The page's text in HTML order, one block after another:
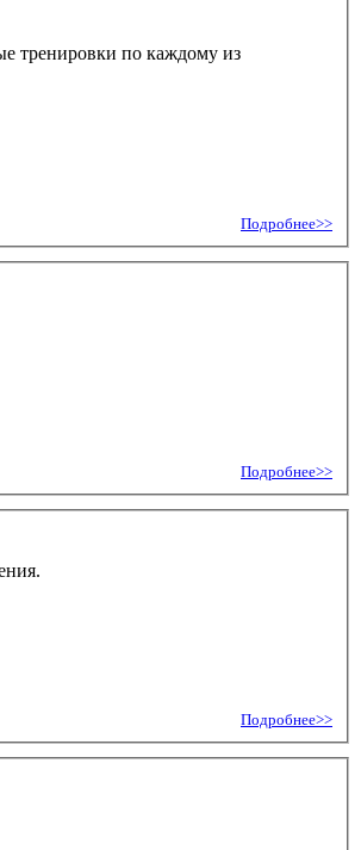
тренировки по каждому из
Подробнее>>
Подробнее>>
Подробнее>>